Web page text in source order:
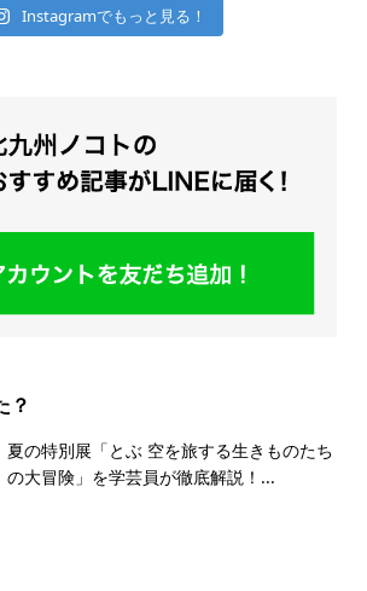
Instagramでもっと見る！
？
夏の特別展「とぶ 空を旅する生きものたち
の大冒険」を学芸員が徹底解説！...